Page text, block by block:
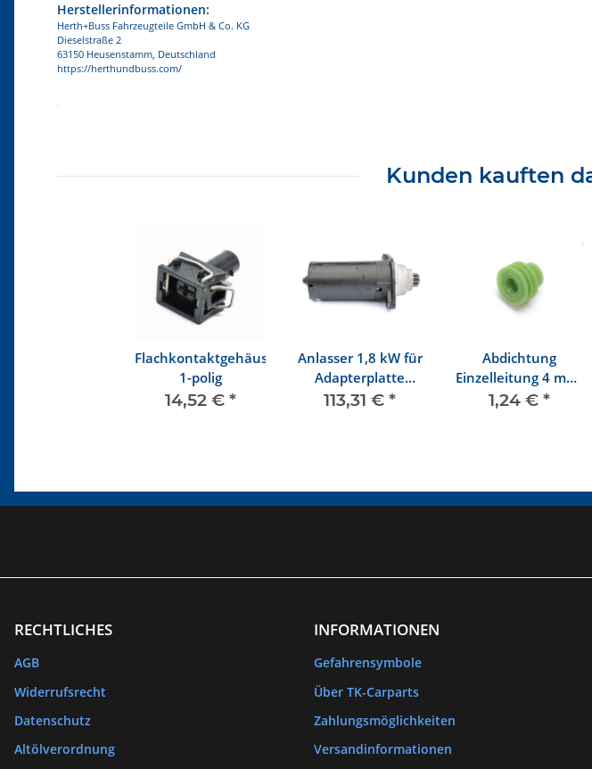
Herstellerinformationen:
Herth+Buss Fahrzeugteile GmbH & Co. KG
Dieselstraße 2
63150 Heusenstamm, Deutschland
https://herthundbuss.com/
Kunden kauften
Flachkontaktgehäuse
1-polig
14,52 € *
Anlasser 1,8 kW für
Adapterplatte
Diesel, Turbo-Diesel
113,31 € *
Abdichtung
Einzelleitung 4 mm²
- 6mm²
1,24 € *
RECHTLICHES
AGB
Widerrufsrecht
Datenschutz
Altölverordnung
INFORMATIONEN
Gefahrensymbole
Über TK-Carparts
Zahlungsmöglichkeiten
Versandinformationen